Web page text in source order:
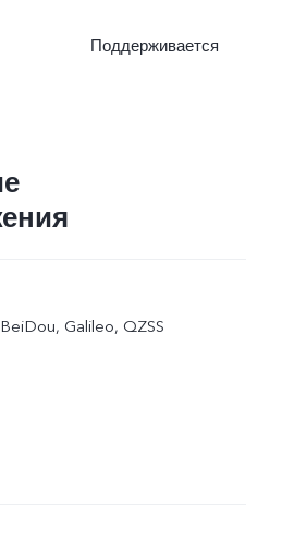
Поддерживается
Galileo, QZSS